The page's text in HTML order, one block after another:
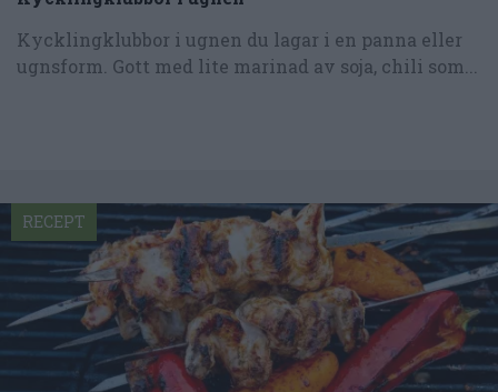
Kycklingklubbor i ugnen du lagar i en panna eller
ugnsform. Gott med lite marinad av soja, chili som...
RECEPT